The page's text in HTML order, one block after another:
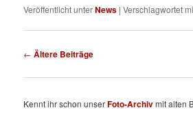
Veröffentlicht unterNews |Verschlagwortet
Beitragsnavigation
← Ältere Beiträge
Kennt ihr schon unserFoto-Archivmit alten